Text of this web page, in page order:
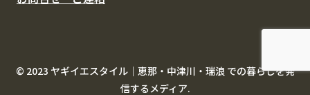
© 2023 ヤギイエスタイル｜恵那・中津川・瑞浪 での暮らしを発
信するメディア.